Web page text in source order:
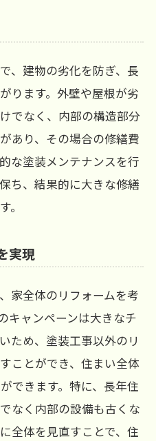
、建物の劣化を防ぎ、長
ります。外壁や屋根が劣
でなく、内部の構造部分
あり、その場合の修繕費
な塗装メンテナンスを行
ち、結果的に大きな修繕
。
実現
家全体のリフォームを考
キャンペーンは大きなチ
ため、塗装工事以外のリ
ことができ、住まい全体
できます。特に、長年住
なく内部の設備も古くな
全体を見直すことで、住